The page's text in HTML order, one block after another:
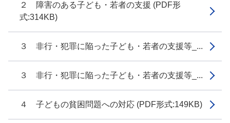
２ 障害のある子ども・若者の支援 (PDF形
式:314KB)
３ 非行・犯罪に陥った子ども・若者の支援等_...
３ 非行・犯罪に陥った子ども・若者の支援等_...
４ 子どもの貧困問題への対応 (PDF形式:149KB)